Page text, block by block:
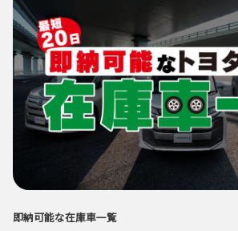
即納可能な在庫車一覧